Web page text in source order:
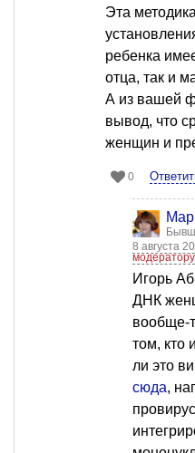
Эта
ребенка
отца, так и
А из вашей
вывод, что
женщин и
0
8 августа
модератору
Игорь
ДНК
вообще-
том, кто
ли это
сюда,